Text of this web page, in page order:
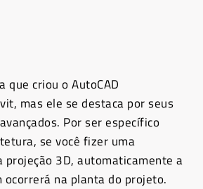
que criou o AutoCAD
mas ele se destaca por seus
Por ser específico
se você fizer uma
projeção 3D, automaticamente a
ocorrerá na planta do projeto.